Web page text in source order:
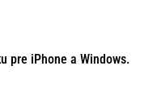
pre iPhone a Windows.